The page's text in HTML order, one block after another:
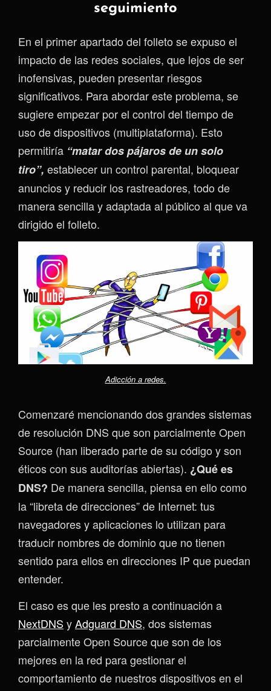
seguimiento
En el primer apartado del folleto se expuso el
impacto de las redes sociales, que lejos de ser
inofensivas, pueden presentar riesgos
significativos. Para abordar este problema, se
sugiere empezar por el control del tiempo de
uso de dispositivos (multiplataforma). Esto
permitiría “matar dos pájaros de un solo
tiro”, establecer un control parental, bloquear
anuncios y reducir los rastreadores, todo de
manera sencilla y adaptada al público al que va
dirigido el folleto.
Adicción a redes.
Comenzaré mencionando dos grandes sistemas
de resolución DNS que son parcialmente Open
Source (han liberado parte de su código y son
éticos con sus auditorías abiertas). ¿Qué es
DNS? De manera sencilla, piensa en ello como
la “libreta de direcciones” de Internet: tus
navegadores y aplicaciones lo utilizan para
traducir nombres de dominio que no tienen
sentido para ellos en direcciones IP que puedan
entender.
El caso es que les presto a continuación a
NextDNS yAdguard DNS, dos sistemas
parcialmente Open Source que son de los
mejores en la red para gestionar el
comportamiento de nuestros dispositivos en el